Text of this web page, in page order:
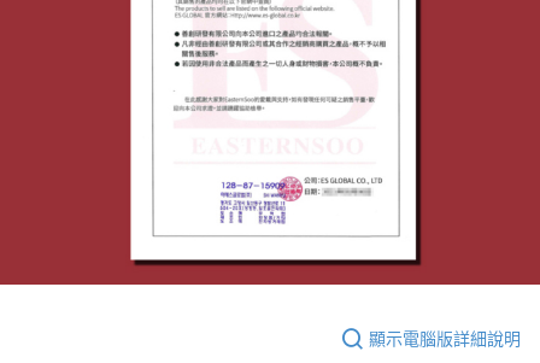
顯示電腦版詳細說明